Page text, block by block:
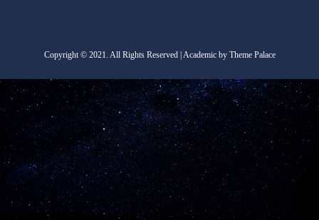
Copyright©2021. All Rights Reserved | Academic by Theme Palace